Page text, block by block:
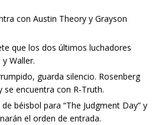
con Austin Theory y Grayson
que los dos últimos luchadores
Waller.
guarda silencio. Rosenberg
se encuentra con R-Truth.
béisbol para “The Judgment Day” y
el orden de entrada.